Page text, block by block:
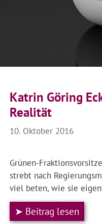
Katrin Göring
Realität
10. Oktober 2016
Grünen-
strebt nach
viel beten, wie sie
➤ Beitrag lesen